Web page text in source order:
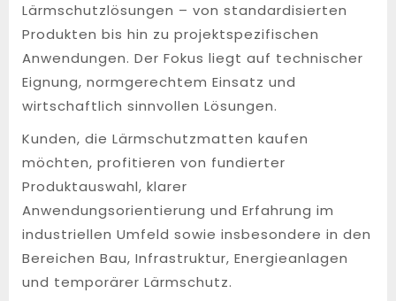
Lärmschutzlösungen – von standardisierten
Produkten bis hin zu projektspezifischen
Anwendungen. Der Fokus liegt auf technischer
Eignung, normgerechtem Einsatz und
wirtschaftlich sinnvollen Lösungen.
Kunden, die Lärmschutzmatten kaufen
möchten, profitieren von fundierter
Produktauswahl, klarer
Anwendungsorientierung und Erfahrung im
industriellen Umfeld sowie insbesondere in den
Bereichen Bau, Infrastruktur, Energieanlagen
und temporärer Lärmschutz.